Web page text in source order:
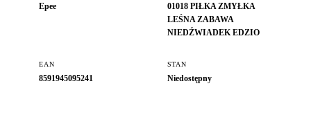
Epee
01018 PIŁKA ZMYŁKA
LEŚNA ZABAWA
NIEDŹWIADEK EDZIO
EAN
8591945095241
STAN
Niedostępny